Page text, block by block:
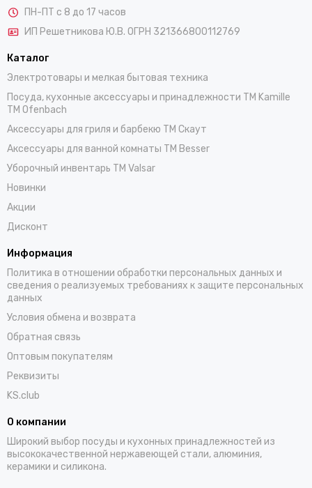
ПН-ПТ с 8 до 17 часов
ИП Решетникова Ю.В. ОГРН 321366800112769
Каталог
Электротовары и мелкая бытовая техника
Посуда, кухонные аксессуары и принадлежности TM Kamille
TM Ofenbach
Аксессуары для гриля и барбекю TM Скаут
Аксессуары для ванной комнаты TM Besser
Уборочный инвентарь TM Valsar
Новинки
Акции
Дисконт
Информация
Политика в отношении обработки персональных данных и
сведения о реализуемых требованиях к защите персональных
данных
Условия обмена и возврата
Обратная связь
Оптовым покупателям
Реквизиты
KS.club
О компании
Широкий выбор посуды и кухонных принадлежностей из
высококачественной нержавеющей стали, алюминия,
керамики и силикона.